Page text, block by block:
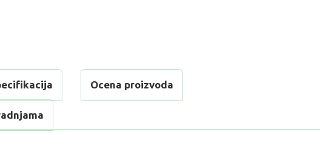
Ocena proizvoda